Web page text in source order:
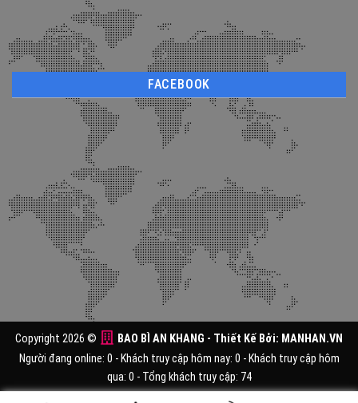
FACEBOOK
Copyright 2026 © BAO BÌ AN KHANG - Thiết Kế Bởi: MANHAN.VN
Người đang online: 0 - Khách truy cập hôm nay: 0 - Khách truy cập hôm
qua: 0 - Tổng khách truy cập: 74